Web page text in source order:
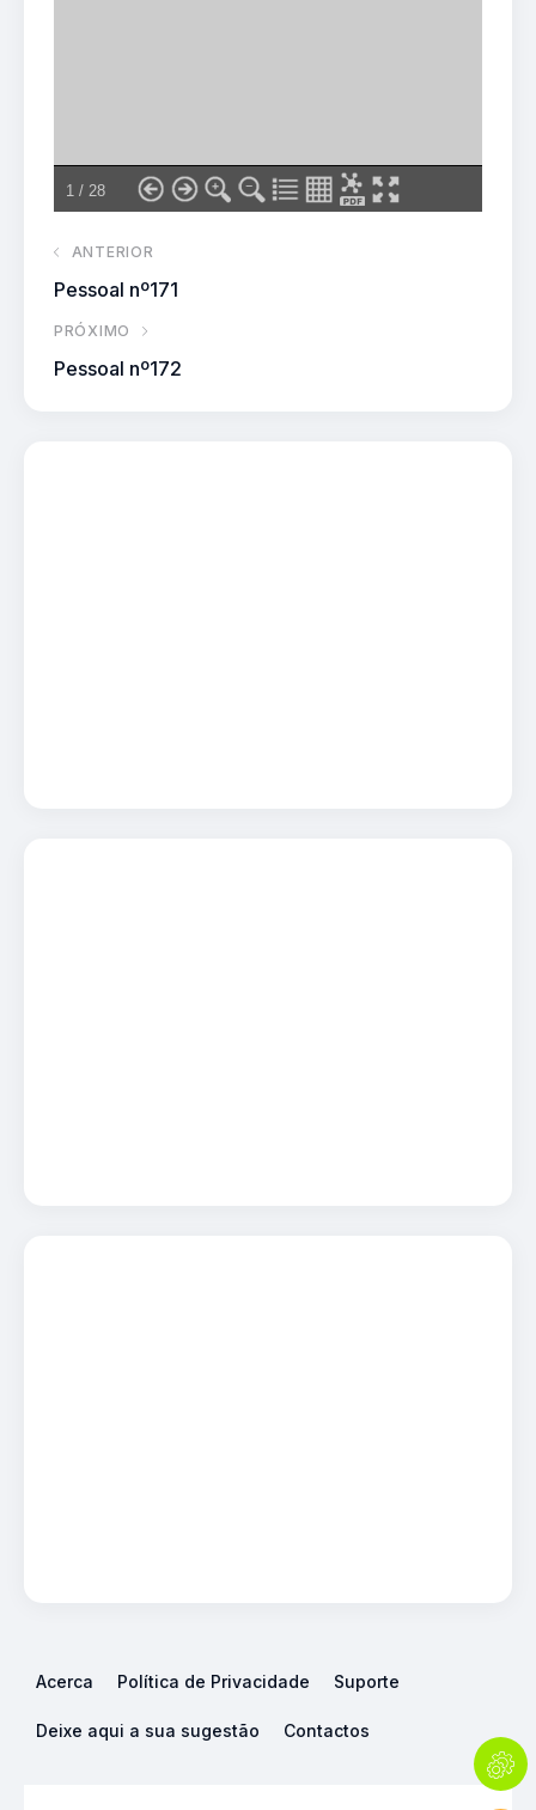
ANTERIOR
Pessoal nº171
PRÓXIMO
Pessoal nº172
Acerca Política de Privacidade Suporte
Deixe aqui a sua sugestão Contactos